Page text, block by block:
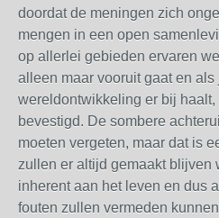
doordat de meningen zich
mengen in een open
op allerlei gebieden ervaren
alleen maar vooruit gaat en
wereldontwikkeling er bij
bevestigd. De sombere
moeten vergeten, maar dat is
zullen er altijd gemaakt blijven
inherent aan het leven en dus
fouten zullen vermeden